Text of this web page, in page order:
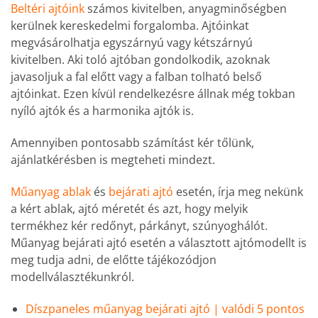
Beltéri ajtóinkszámos kivitelben, anyagminőségben
kerülnek kereskedelmi forgalomba. Ajtóinkat
megvásárolhatja egyszárnyú vagy kétszárnyú
kivitelben. Aki toló ajtóban gondolkodik, azoknak
javasoljuk a fal előtt vagy a falban tolható belső
ajtóinkat. Ezen kívül rendelkezésre állnak még tokban
nyíló ajtók és a harmonika ajtók is.
Amennyiben pontosabb számítást kér tőlünk,
ajánlatkérésben is megteheti mindezt.
Műanyag ablak és bejárati ajtó esetén, írja meg nekünk
a kért ablak, ajtó méretét és azt, hogy melyik
termékhez kér redőnyt, párkányt, szúnyoghálót.
Műanyag bejárati ajtó esetén a választott ajtómodellt is
meg tudja adni, de előtte tájékozódjon
modellválasztékunkról.
Díszpaneles műanyag bejárati ajtó | valódi 5 pontos